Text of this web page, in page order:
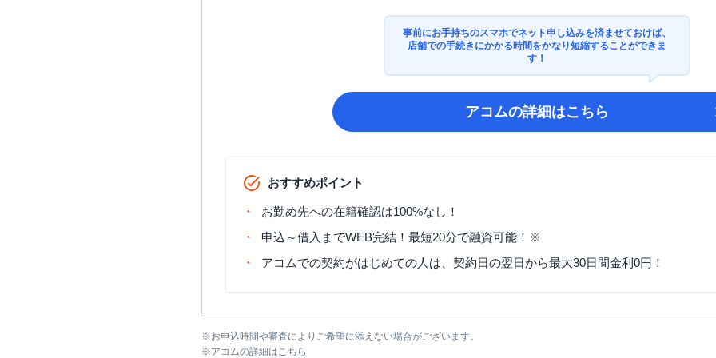
事前にお手持ちのスマホでネット申し込みを済ませておけば、
店舗での手続きにかかる時間をかなり短縮することができま
す！
アコムの詳細はこちら
おすすめポイント
お勤め先への在籍確認は100%なし！
申込～借入までWEB完結！最短20分で融資可能！※
アコムでの契約がはじめての人は、契約日の翌日から最大30日間金利0円！
※お申込時間や審査によりご希望に添えない場合がございます。
※アコムの詳細はこちら